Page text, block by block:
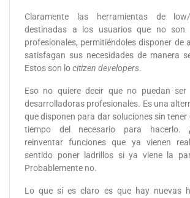
Claramente las herramientas de
destinadas a los usuarios que no son
profesionales, permitiéndoles disponer de
satisfagan sus necesidades de manera
Estos son locitizen developers.
Eso no quiere decir que no puedan ser
desarrolladoras profesionales. Es una
que disponen para dar soluciones sin
tiempo del necesario para hacerlo.
reinventar funciones que ya vienen
sentido poner ladrillos si ya viene la
Probablemente no.
Lo que sí es claro es que hay nuevas